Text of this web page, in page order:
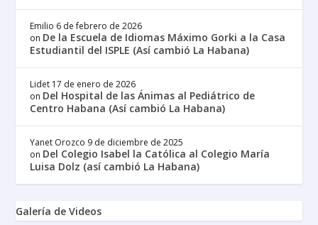
Emilio 6 de febrero de 2026
on De la Escuela de Idiomas Máximo Gorki a la Casa
Estudiantil del ISPLE (Así cambió La Habana)
Lidet 17 de enero de 2026
on Del Hospital de las Ánimas al Pediátrico de
Centro Habana (Así cambió La Habana)
Yanet Orozco 9 de diciembre de 2025
on Del Colegio Isabel la Católica al Colegio María
Luisa Dolz (así cambió La Habana)
Galería de Videos